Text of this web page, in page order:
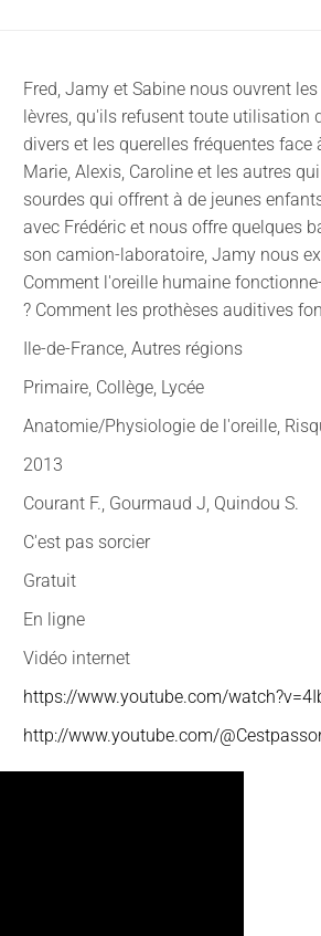
Fred, Jamy et Sabine nous ouvrent
lèvres, qu'ils refusent toute utilisation
divers et les querelles fréquentes
Marie, Alexis, Caroline et les autres
sourdes qui offrent à de jeunes
avec Frédéric et nous offre quelques
son camion-laboratoire, Jamy nous
Comment l'oreille humaine
? Comment les prothèses auditives
Ile-de-France, Autres régions
Primaire, Collège, Lycée
Anatomie/Physiologie de l'oreille,
2013
Courant F., Gourmaud J, Quindou S.
C'est pas sorcier
Gratuit
En ligne
Vidéo internet
https://www.youtube.com/
http://www.youtube.com/